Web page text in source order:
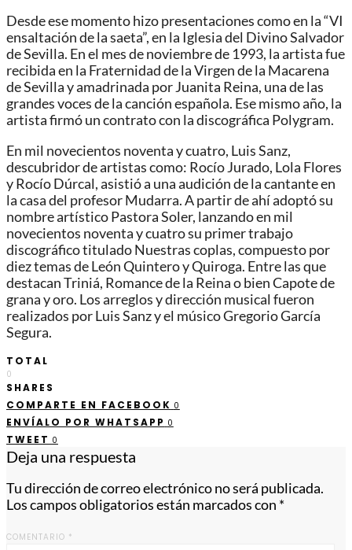
Desde ese momento hizo presentaciones como en la “VI
ensaltación de la saeta”, en la Iglesia del Divino Salvador
de Sevilla. En el mes de noviembre de 1993, la artista fue
recibida en la Fraternidad de la Virgen de la Macarena
de Sevilla y amadrinada por Juanita Reina, una de las
grandes voces de la canción española. Ese mismo año, la
artista firmó un contrato con la discográfica Polygram.
En mil novecientos noventa y cuatro, Luis Sanz,
descubridor de artistas como: Rocío Jurado, Lola Flores
y Rocío Dúrcal, asistió a una audición de la cantante en
la casa del profesor Mudarra. A partir de ahí adoptó su
nombre artístico Pastora Soler, lanzando en mil
novecientos noventa y cuatro su primer trabajo
discográfico titulado Nuestras coplas, compuesto por
diez temas de León Quintero y Quiroga. Entre las que
destacan Triniá, Romance de la Reina o bien Capote de
grana y oro. Los arreglos y dirección musical fueron
realizados por Luis Sanz y el músico Gregorio García
Segura.
TOTAL
0
SHARES
COMPARTE EN FACEBOOK 0
ENVÍALO POR WHATSAPP 0
TWEET 0
Deja una respuesta
Tu dirección de correo electrónico no será publicada.
Los campos obligatorios están marcados con *
COMENTARIO *